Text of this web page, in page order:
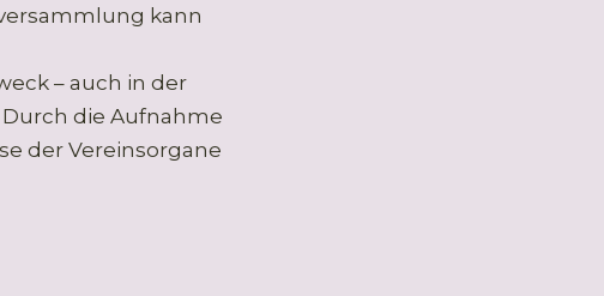
kann
– auch in der
die Aufnahme
der Vereinsorgane